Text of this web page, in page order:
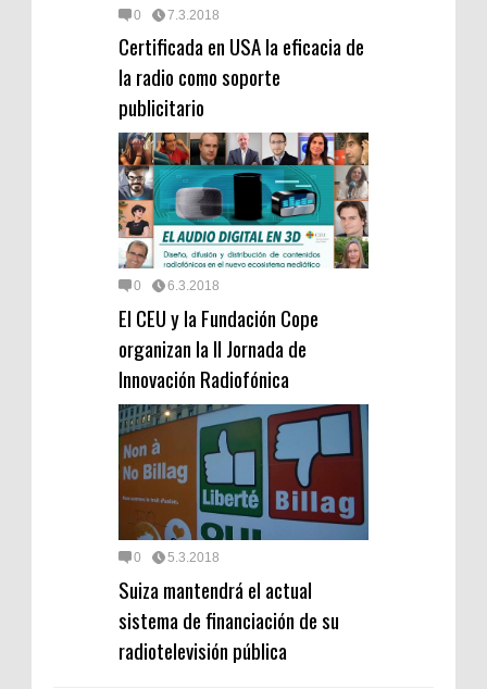
0 7.3.2018
Certificada en USA la eficacia de
la radio como soporte
publicitario
0 6.3.2018
El CEU y la Fundación Cope
organizan la II Jornada de
Innovación Radiofónica
0 5.3.2018
Suiza mantendrá el actual
sistema de financiación de su
radiotelevisión pública